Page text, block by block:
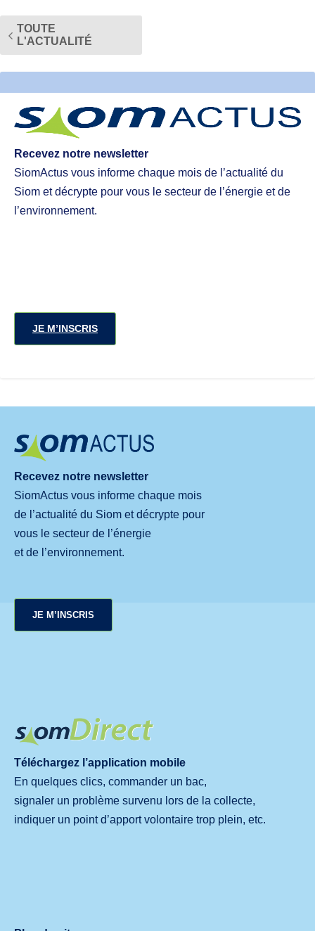
TOUTE
L'ACTUALITÉ
Recevez notre newsletter
SiomActus vous informe chaque mois de l’actualité du
Siom et décrypte pour vous le secteur de l’énergie et de
l’environnement.
JE M’INSCRIS
Recevez notre newsletter
SiomActus vous informe chaque mois
de l’actualité du Siom et décrypte pour
vous le secteur de l’énergie
et de l’environnement.
JE M’INSCRIS
Téléchargez l’application mobile
En quelques clics, commander un bac,
signaler un problème survenu lors de la collecte,
indiquer un point d’apport volontaire trop plein, etc.